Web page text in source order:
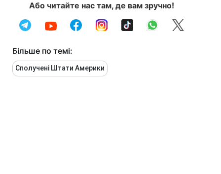
Або читайте нас там, де вам зручно!
Більше по темі:
Сполучені Штати Америки